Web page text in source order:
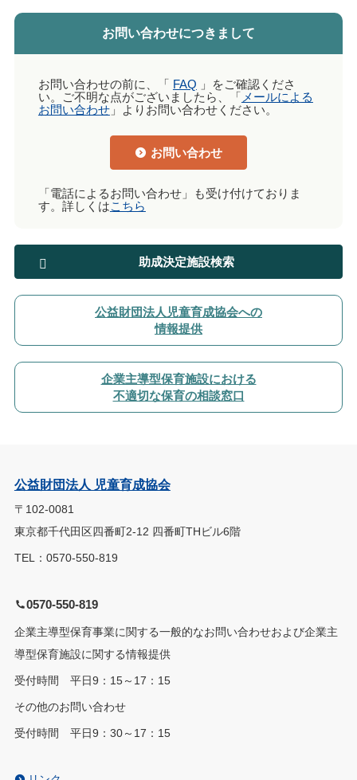
お問い合わせにつきまして
お問い合わせの前に、「 FAQ 」をご確認くださ
い。ご不明な点がございましたら、「 メールによる
お問い合わせ」よりお問い合わせください。
お問い合わせ
「電話によるお問い合わせ」も受け付けておりま
す。詳しくはこちら
助成決定施設検索
公益財団法人児童育成協会への
情報提供
企業主導型保育施設における
不適切な保育の相談窓口
公益財団法人 児童育成協会
〒102-0081
東京都千代田区四番町2-12 四番町THビル6階
TEL：0570-550-819
0570-550-819
企業主導型保育事業に関する一般的なお問い合わせおよび企業主
導型保育施設に関する情報提供
受付時間 平日9：15～17：15
その他のお問い合わせ
受付時間 平日9：30～17：15